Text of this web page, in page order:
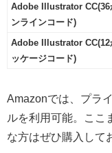
Adobe Illustrator CC(36
ンラインコード)
Adobe Illustrator CC(12
ッケージコード)
Amazonでは、プラ
ルを利用可能。ここ
な方はぜひ購入して